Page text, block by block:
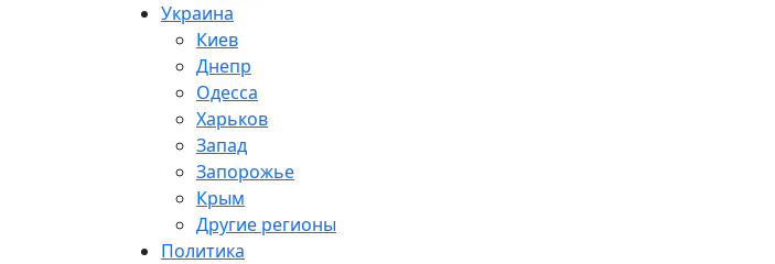
Украина
Киев
Днепр
Одесса
Харьков
Запад
Запорожье
Крым
Другие регионы
Политика